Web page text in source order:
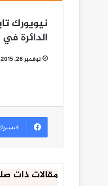
نيويورك
الدائرة
نوفمبر 26, 2015
مقالات ذات